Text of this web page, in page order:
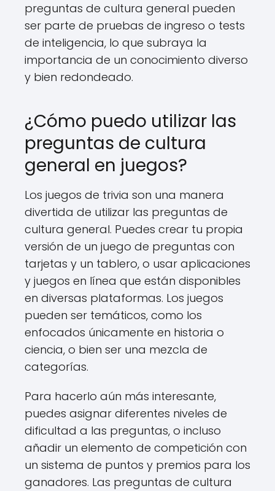
preguntas de cultura general pueden
ser parte de pruebas de ingreso o tests
de inteligencia, lo que subraya la
importancia de un conocimiento diverso
y bien redondeado.
¿Cómo puedo utilizar las
preguntas de cultura
general en juegos?
Los juegos de trivia son una manera
divertida de utilizar las preguntas de
cultura general. Puedes crear tu propia
versión de un juego de preguntas con
tarjetas y un tablero, o usar aplicaciones
y juegos en línea que están disponibles
en diversas plataformas. Los juegos
pueden ser temáticos, como los
enfocados únicamente en historia o
ciencia, o bien ser una mezcla de
categorías.
Para hacerlo aún más interesante,
puedes asignar diferentes niveles de
dificultad a las preguntas, o incluso
añadir un elemento de competición con
un sistema de puntos y premios para los
ganadores. Las preguntas de cultura